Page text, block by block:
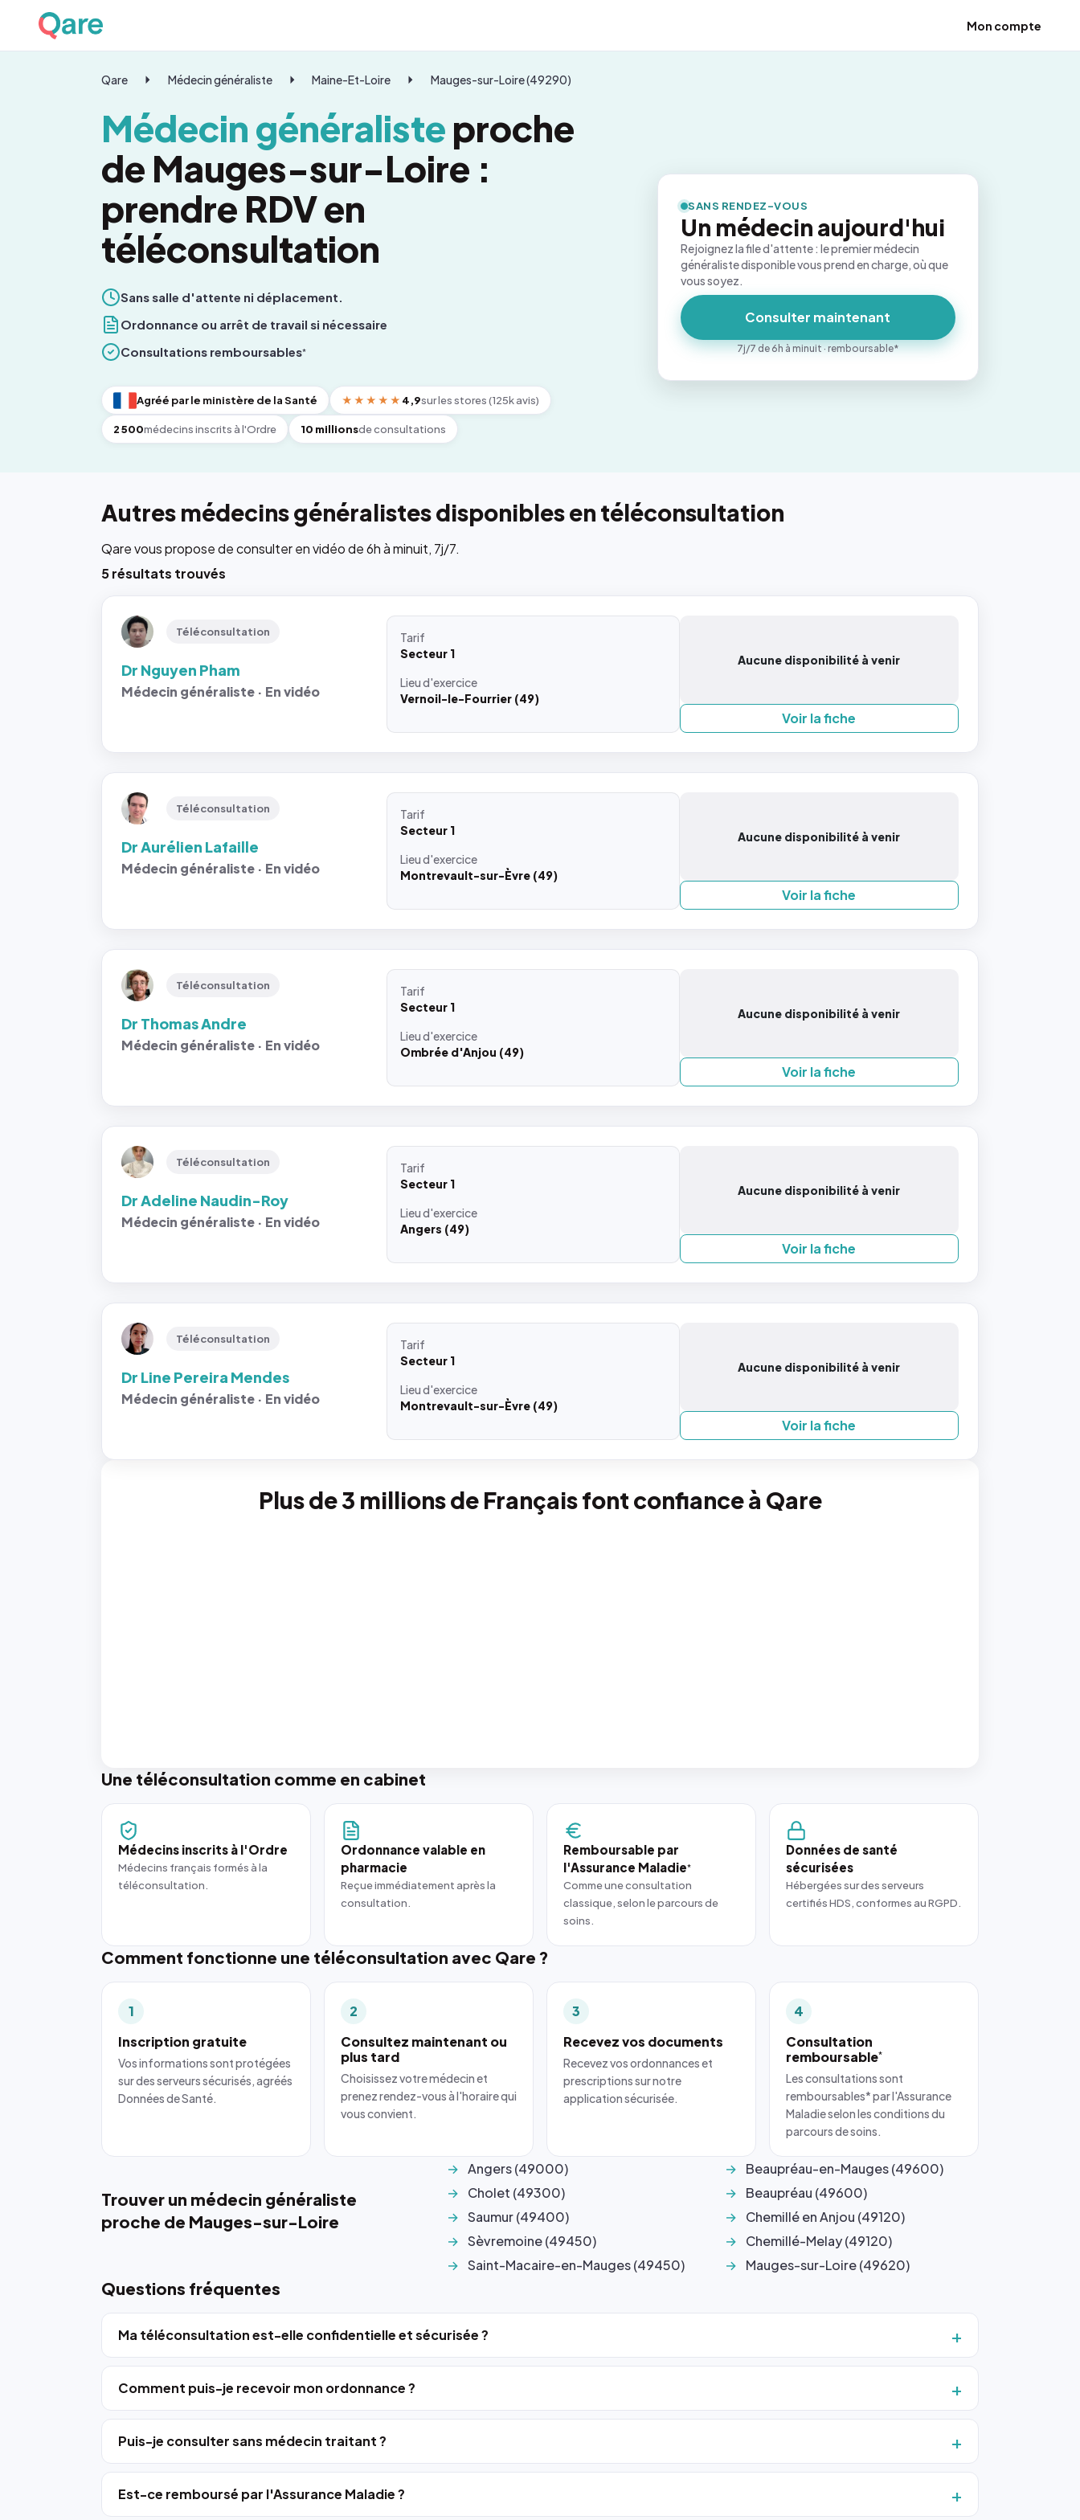
Mon compte
Qare Médecin généraliste Maine-Et-Loire Mauges-sur-Loire (49290)
Médecin généralisteproche
de Mauges-sur-Loire :
prendre RDV en
téléconsultation
Sans salle d'attente ni déplacement.
Ordonnance ou arrêt de travail si nécessaire
Consultations remboursables*
Agréé par le ministère de la Santé ★★★★★ 4,9sur les stores (125k avis)
2 500médecins inscrits à l'Ordre 10 millionsde consultations
SANS RENDEZ-VOUS
Un médecin aujourd'hui
Rejoignez la file d'attente : le premier médecin
généraliste disponible vous prend en charge, où que
vous soyez.
Consulter maintenant
7j/7 de 6h à minuit · remboursable*
Autres médecins généralistes disponibles en téléconsultation
Qare vous propose de consulter en vidéo de 6h à minuit, 7j/7.
5 résultats trouvés
Téléconsultation
Dr Nguyen Pham
Médecin généraliste · En vidéo
Tarif
Secteur 1
Lieud'exercice
Vernoil-le-Fourrier (49)
Aucune disponibilité à venir
Voir la fiche
Téléconsultation
Dr Aurélien Lafaille
Médecin généraliste · En vidéo
Tarif
Secteur 1
Lieud'exercice
Montrevault-sur-Èvre (49)
Aucune disponibilité à venir
Voir la fiche
Téléconsultation
Dr Thomas Andre
Médecin généraliste · En vidéo
Tarif
Secteur 1
Lieud'exercice
Ombrée d'Anjou (49)
Aucune disponibilité à venir
Voir la fiche
Téléconsultation
Dr Adeline Naudin-Roy
Médecin généraliste · En vidéo
Tarif
Secteur 1
Lieud'exercice
Angers (49)
Aucune disponibilité à venir
Voir la fiche
Téléconsultation
Dr Line Pereira Mendes
Médecin généraliste · En vidéo
Tarif
Secteur 1
Lieud'exercice
Montrevault-sur-Èvre (49)
Aucune disponibilité à venir
Voir la fiche
Plus de 3 millions de Français font confiance à Qare
Une téléconsultation comme en cabinet
Médecins inscrits à l'Ordre
Médecins français formés à la
téléconsultation.
Ordonnance valable en
pharmacie
Reçue immédiatement après la
consultation.
Remboursable par
l'Assurance Maladie*
Comme une consultation
classique, selon le parcours de
soins.
Données de santé
sécurisées
Hébergées sur des serveurs
certifiés HDS, conformes au RGPD.
Comment fonctionne une téléconsultation avec Qare ?
1
Inscription gratuite
Vos informations sont protégées
sur des serveurs sécurisés, agréés
Données de Santé.
2
Consultez maintenant ou
plus tard
Choisissez votre médecin et
prenez rendez-vous à l'horaire qui
vous convient.
3
Recevez vos documents
Recevez vos ordonnances et
prescriptions sur notre
application sécurisée.
4
Consultation
remboursable*
Les consultations sont
remboursables* par l'Assurance
Maladie selon les conditions du
parcours de soins.
Trouver un médecin généraliste
proche de Mauges-sur-Loire
Angers (49000)
Cholet (49300)
Saumur (49400)
Sèvremoine (49450)
Saint-Macaire-en-Mauges (49450)
Beaupréau-en-Mauges (49600)
Beaupréau (49600)
Chemillé en Anjou (49120)
Chemillé-Melay (49120)
Mauges-sur-Loire (49620)
Questions fréquentes
Ma téléconsultation est-elle confidentielle et sécurisée ?
Comment puis-je recevoir mon ordonnance ?
Puis-je consulter sans médecin traitant ?
Est-ce remboursé par l'Assurance Maladie ?